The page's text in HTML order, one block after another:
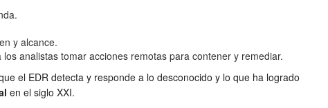
y alcance.
analistas tomar acciones remotas para contener y remediar.
el EDR detecta y responde a lo desconocido y lo que ha logrado
en el siglo XXI.